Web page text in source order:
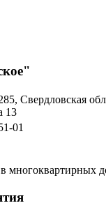
Свердловская
13
01
многоквартирных